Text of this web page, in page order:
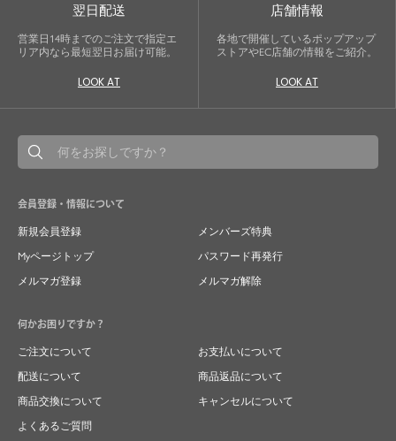
翌日配送
営業日14時までのご注文で指定エ
リア内なら最短翌日お届け可能。
LOOK AT
店舗情報
各地で開催しているポップアップ
ストアやEC店舗の情報をご紹介。
LOOK AT
会員登録・情報について
新規会員登録
メンバーズ特典
Myページトップ
パスワード再発行
メルマガ登録
メルマガ解除
何かお困りですか？
ご注文について
お支払いについて
配送について
商品返品について
商品交換について
キャンセルについて
よくあるご質問